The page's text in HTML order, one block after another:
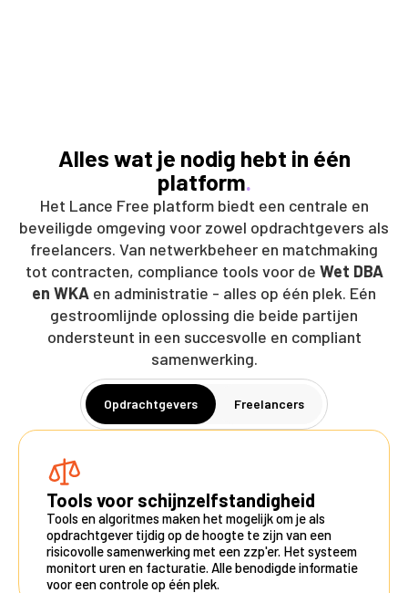
Alles wat je nodig hebt in één
platform.
Het Lance Free platform biedt een centrale en
beveiligde omgeving voor zowel opdrachtgevers als
freelancers. Van netwerkbeheer en matchmaking
tot contracten, compliance tools voor de Wet DBA
en WKA en administratie - alles op één plek. Eén
gestroomlijnde oplossing die beide partijen
ondersteunt in een succesvolle en compliant
samenwerking.
Opdrachtgevers Freelancers
Tools voor schijnzelfstandigheid
Tools en algoritmes maken het mogelijk om je als
opdrachtgever tijdig op de hoogte te zijn van een
risicovolle samenwerking met een zzp'er. Het systeem
monitort uren en facturatie. Alle benodigde informatie
voor een controle op één plek.